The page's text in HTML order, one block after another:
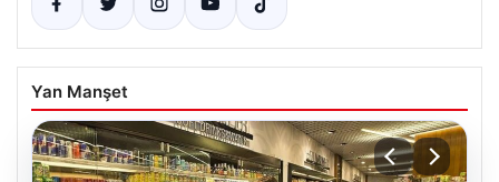
Yan Manşet